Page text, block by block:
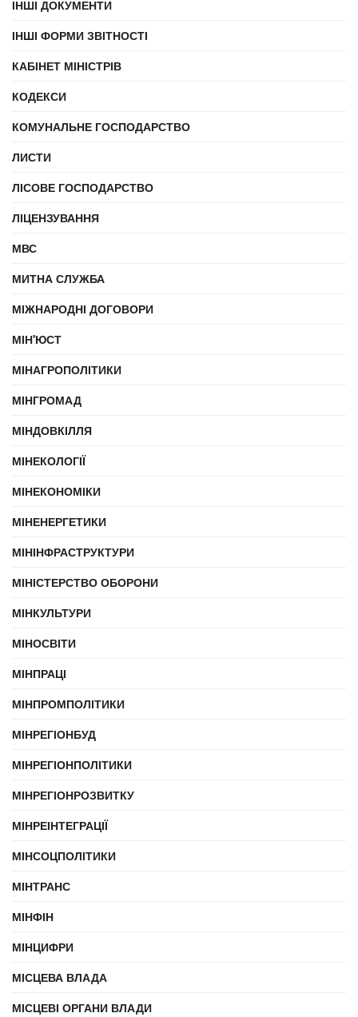
ІНШІ ДОКУМЕНТИ
ІНШІ ФОРМИ ЗВІТНОСТІ
КАБІНЕТ МІНІСТРІВ
КОДЕКСИ
КОМУНАЛЬНЕ ГОСПОДАРСТВО
ЛИСТИ
ЛІСОВЕ ГОСПОДАРСТВО
ЛІЦЕНЗУВАННЯ
МВС
МИТНА СЛУЖБА
МІЖНАРОДНІ ДОГОВОРИ
МІН'ЮСТ
МІНАГРОПОЛІТИКИ
МІНГРОМАД
МІНДОВКІЛЛЯ
МІНЕКОЛОГІЇ
МІНЕКОНОМІКИ
МІНЕНЕРГЕТИКИ
МІНІНФРАСТРУКТУРИ
МІНІСТЕРСТВО ОБОРОНИ
МІНКУЛЬТУРИ
МІНОСВІТИ
МІНПРАЦІ
МІНПРОМПОЛІТИКИ
МІНРЕГІОНБУД
МІНРЕГІОНПОЛІТИКИ
МІНРЕГІОНРОЗВИТКУ
МІНРЕІНТЕГРАЦІЇ
МІНСОЦПОЛІТИКИ
МІНТРАНС
МІНФІН
МІНЦИФРИ
МІСЦЕВА ВЛАДА
МІСЦЕВІ ОРГАНИ ВЛАДИ